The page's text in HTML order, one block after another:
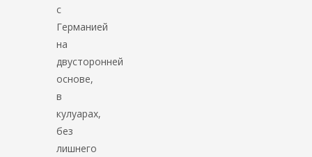
с
Германией
на
двусторонней
основе,
в
кулуарах,
без
лишнего